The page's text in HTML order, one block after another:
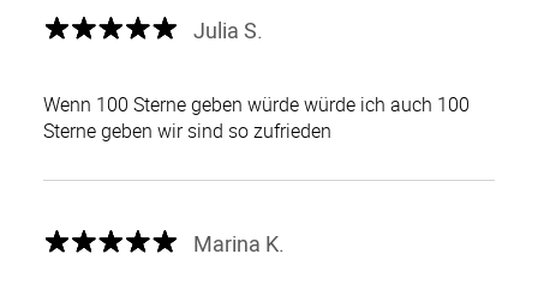
Julia S.
Wenn 100 Sterne geben würde würde ich auch 100
Sterne geben wir sind so zufrieden
Marina K.